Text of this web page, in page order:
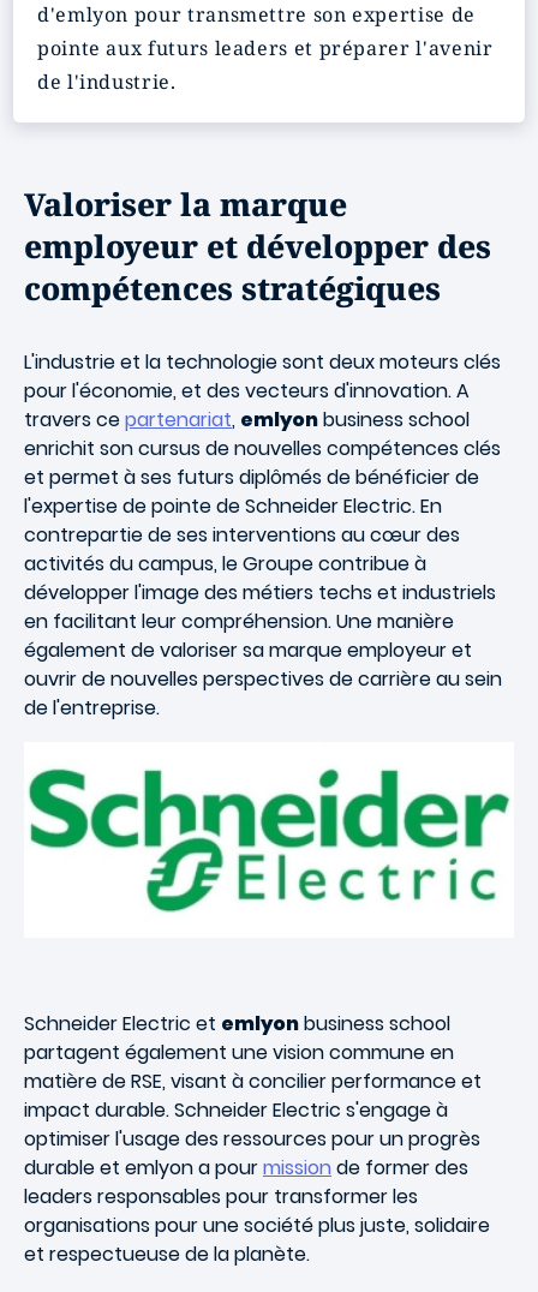
d'emlyon pour transmettre son expertise de
pointe aux futurs leaders et préparer l'avenir
de l'industrie.
Valoriser la marque
employeur et développer des
compétences stratégiques
L'industrie et la technologie sont deux moteurs clés
pour l'économie, et des vecteurs d'innovation. A
travers cepartenariat, emlyonbusiness school
enrichit son cursus de nouvelles compétences clés
et permet à ses futurs diplômés de bénéficier de
l'expertise de pointe de Schneider Electric. En
contrepartie de ses interventions au cœur des
activités du campus, le Groupe contribue à
développer l'image des métiers techs et industriels
en facilitant leur compréhension. Une manière
également de valoriser sa marque employeur et
ouvrir de nouvelles perspectives de carrière au sein
de l'entreprise.
Schneider Electric et emlyonbusiness school
partagent également une vision commune en
matière de RSE, visant à concilier performance et
impact durable. Schneider Electric s'engage à
optimiser l'usage des ressources pour un progrès
durable et emlyon a pourmission de former des
leaders responsables pour transformer les
organisations pour une société plus juste, solidaire
et respectueuse de la planète.